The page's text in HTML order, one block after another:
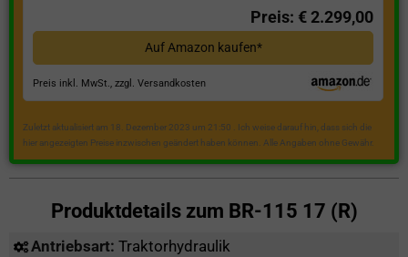
Preis: € 2.299,00
Auf Amazon kaufen*
Preis inkl. MwSt., zzgl. Versandkosten
Zuletzt aktualisiert am 18. Dezember 2023 um 21:50 . Ich weise darauf hin, dass sich die
hier angezeigten Preise inzwischen geändert haben können. Alle Angaben ohne Gewähr.
Produktdetails zum BR-115 17 (R)
Antriebsart: Traktorhydraulik